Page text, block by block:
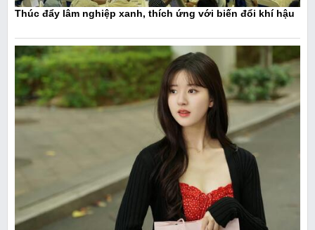
Thúc đẩy lâm nghiệp xanh, thích ứng với biến đổi khí hậu